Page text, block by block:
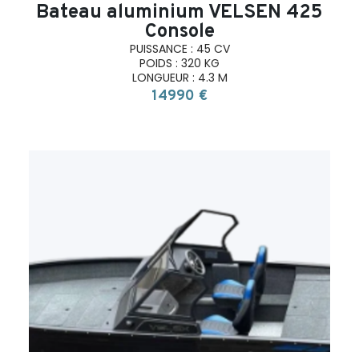
Bateau aluminium VELSEN 425
Console
PUISSANCE : 45 CV
POIDS : 320 KG
LONGUEUR : 4.3 M
14990 €
search